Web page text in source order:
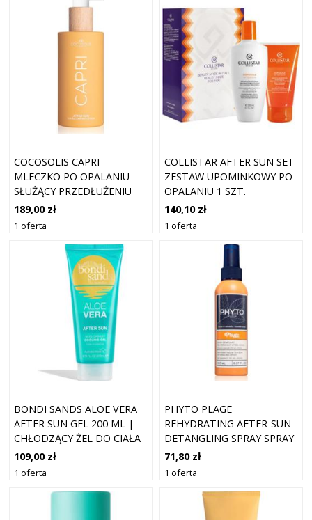
COCOSOLIS CAPRI
MLECZKO PO OPALANIU
SŁUŻĄCY PRZEDŁUŻENIU
OPALENIZNY 250 ML
189,00 zł
1 oferta
COLLISTAR AFTER SUN SET
ZESTAW UPOMINKOWY PO
OPALANIU 1 SZT.
140,10 zł
1 oferta
BONDI SANDS ALOE VERA
AFTER SUN GEL 200 ML |
CHŁODZĄCY ŻEL DO CIAŁA
PO OPALANIU
109,00 zł
1 oferta
PHYTO PLAGE
REHYDRATING AFTER-SUN
DETANGLING SPRAY SPRAY
DLA ŁATWEGO
ROZCZESYWANIA WŁOSÓW
71,80 zł
1 oferta